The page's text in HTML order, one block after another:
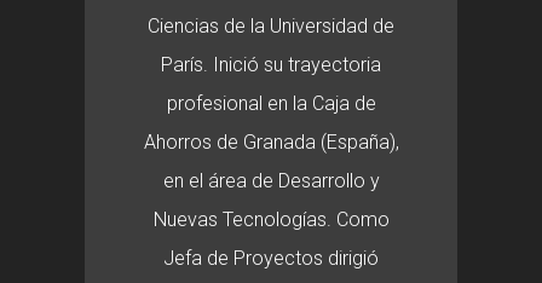
Ciencias de la Universidad de
París. Inició su trayectoria
profesional en la Caja de
Ahorros de Granada (España),
en el área de Desarrollo y
Nuevas Tecnologías. Como
Jefa de Proyectos dirigió